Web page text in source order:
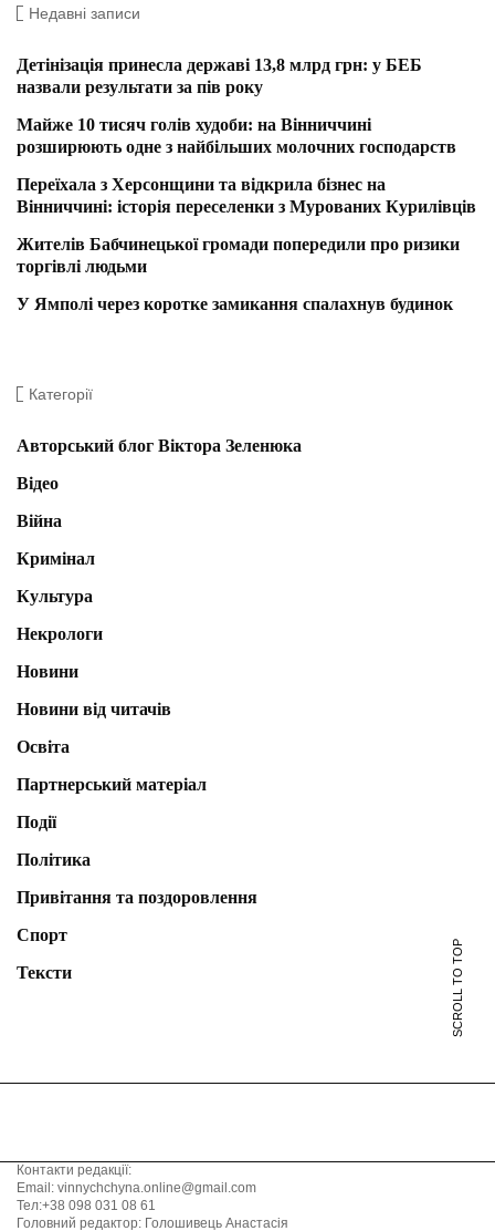
Недавні записи
Детінізація принесла державі 13,8 млрд грн: у БЕБ
назвали результати за пів року
Майже 10 тисяч голів худоби: на Вінниччині
розширюють одне з найбільших молочних господарств
Переїхала з Херсонщини та відкрила бізнес на
Вінниччині: історія переселенки з Мурованих Курилівців
Жителів Бабчинецької громади попередили про ризики
торгівлі людьми
У Ямполі через коротке замикання спалахнув будинок
Категорії
Авторський блог Віктора Зеленюка
Відео
Війна
Кримінал
Культура
Некрологи
Новини
Новини від читачів
Освіта
Партнерський матеріал
Події
Політика
Привітання та поздоровлення
Спорт
Тексти
SCROLL TO TOP
Контакти редакції:
Email: vinnychchyna.online@gmail.com
Тел:+38 098 031 08 61
Головний редактор: Голошивець Анастасія